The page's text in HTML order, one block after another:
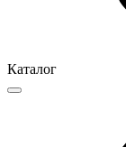
Каталог